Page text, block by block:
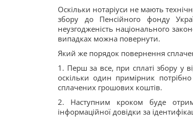
Оскільки нотаріуси не мають
збору до Пенсійного фонду
неузгодженість національного
випадках можна повернути.
Який же порядок повернення
1. Перш за все, при сплаті збору у
оскільки один примірник
сплачених грошових коштів.
2. Наступним кроком буде
інформаційної довідки за